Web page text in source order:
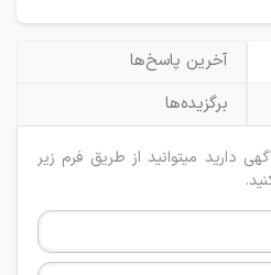
آخرین پاسخ‌ها
برگزیده‌ها
دارید میتوانید از طریق فرم زیر